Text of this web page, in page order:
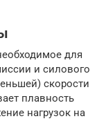
для
и силового
скорости
плавность
нагрузок на